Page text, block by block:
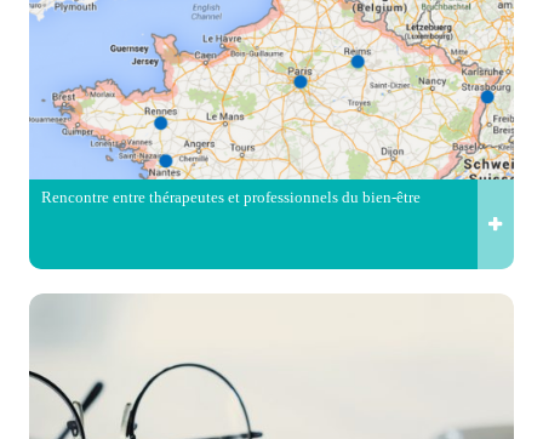
Rencontre entre thérapeutes et professionnels du bien-être